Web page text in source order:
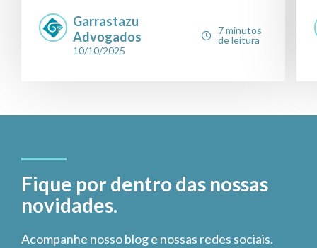
Garrastazu
Advogados
10/10/2025
7 minutos
de leitura
Fique por dentro das nossas
novidades.
Acompanhe nosso blog e nossas redes sociais.